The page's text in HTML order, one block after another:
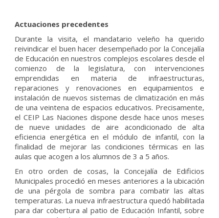
Actuaciones precedentes
Durante la visita, el mandatario veleño ha querido
reivindicar el buen hacer desempeñado por la Concejalía
de Educación en nuestros complejos escolares desde el
comienzo de la legislatura, con intervenciones
emprendidas en materia de infraestructuras,
reparaciones y renovaciones en equipamientos e
instalación de nuevos sistemas de climatización en más
de una veintena de espacios educativos. Precisamente,
el CEIP Las Naciones dispone desde hace unos meses
de nueve unidades de aire acondicionado de alta
eficiencia energética en el módulo de infantil, con la
finalidad de mejorar las condiciones térmicas en las
aulas que acogen a los alumnos de 3 a 5 años.
En otro orden de cosas, la Concejalía de Edificios
Municipales procedió en meses anteriores a la ubicación
de una pérgola de sombra para combatir las altas
temperaturas. La nueva infraestructura quedó habilitada
para dar cobertura al patio de Educación Infantil, sobre